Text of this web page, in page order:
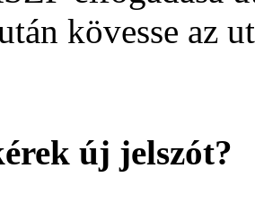
kövesse az
új jelszót?